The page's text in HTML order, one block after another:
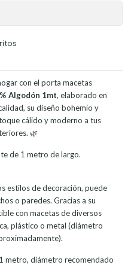
con el porta macetas
Algodón 1mt, elaborado en
su diseño bohemio y
cálido y moderno a tus
🌿
de 1 metro de largo.
estilos de decoración, puede
o paredes. Gracias a su
con macetas de diversos
plástico o metal (diámetro
metro, diámetro recomendado